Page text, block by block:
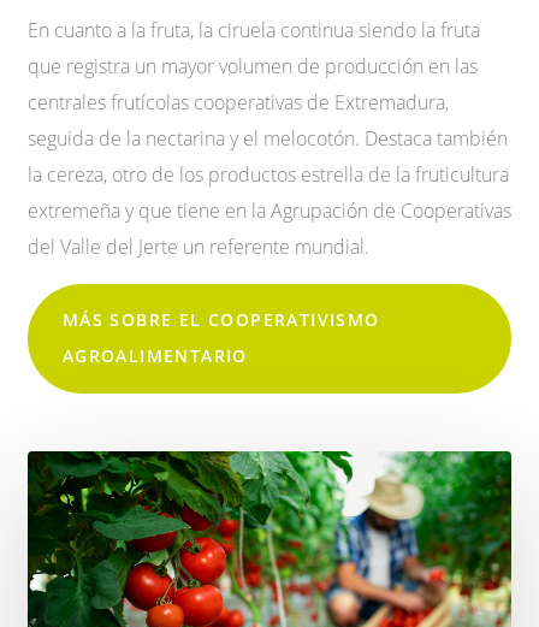
En cuanto a la fruta, la ciruela continua siendo la fruta
que registra un mayor volumen de producción en las
centrales frutícolas cooperativas de Extremadura,
seguida de la nectarina y el melocotón. Destaca también
la cereza, otro de los productos estrella de la fruticultura
extremeña y que tiene en la Agrupación de Cooperativas
del Valle del Jerte un referente mundial.
MÁS SOBRE EL COOPERATIVISMO
AGROALIMENTARIO